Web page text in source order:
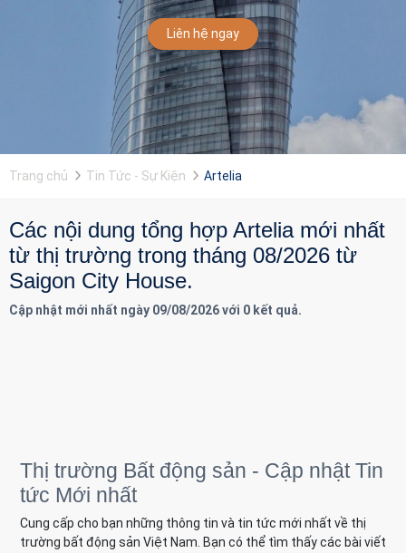
Liên hệ ngay
Trang chủ Tin Tức - Sự Kiện Artelia
Các nội dung tổng hợp Artelia mới nhất
từ thị trường trong tháng 08/2026 từ
Saigon City House.
Cập nhật mới nhất ngày 09/08/2026 với 0 kết quả.
Thị trường Bất động sản - Cập nhật Tin
tức Mới nhất
Cung cấp cho bạn những thông tin và tin tức mới nhất về thị
trường bất động sản Việt Nam. Bạn có thể tìm thấy các bài viết